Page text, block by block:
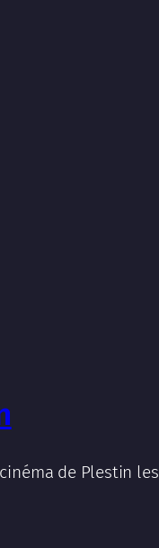
de Plestin les